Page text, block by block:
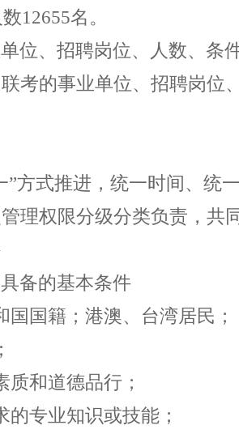
12655名。
位、招聘岗位、人数、条
考的事业单位、招聘岗
”方式推进，统一时间、统
理权限分级分类负责，共
备的基本条件
国国籍；港澳、台湾居民；
质和道德品行；
的专业知识或技能；